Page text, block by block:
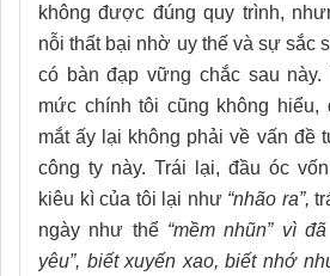
không được đúng quy trình,
nỗi thất bại nhờ uy thế và sự sắc
có bàn đạp vững chắc sau
mức chính tôi cũng không hiểu,
mắt ấy lại không phải về vấn đề
công ty này. Trái lại, đầu óc
kiêu kì của tôi lại như “nhão ra”,
ngày như thể “mềm nhũn” vì
yêu”, biết xuyến xao, biết nhớ